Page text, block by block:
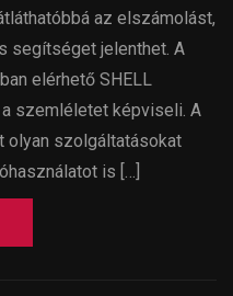
az elszámolást,
segítséget jelenthet. A
elérhető SHELL
szemléletet képviseli. A
olyan szolgáltatásokat
is […]